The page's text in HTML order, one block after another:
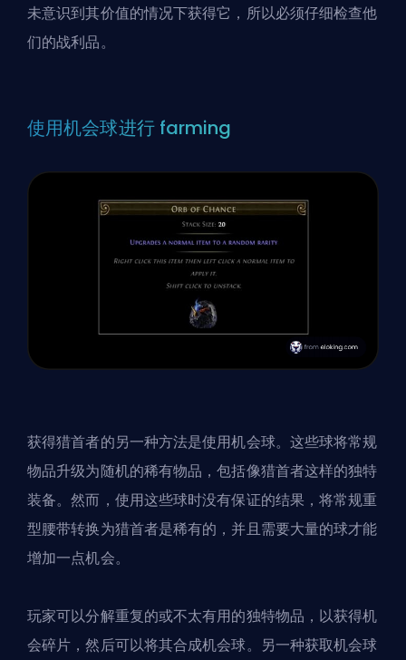
未意识到其价值的情况下获得它，所以必须仔细检查他
们的战利品。
使用机会球进行 farming
获得猎首者的另一种方法是使用机会球。这些球将常规
物品升级为随机的稀有物品，包括像猎首者这样的独特
装备。然而，使用这些球时没有保证的结果，将常规重
型腰带转换为猎首者是稀有的，并且需要大量的球才能
增加一点机会。
玩家可以分解重复的或不太有用的独特物品，以获得机
会碎片，然后可以将其合成机会球。另一种获取机会球